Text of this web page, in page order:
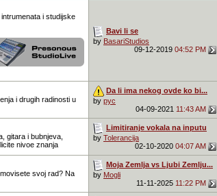
i studijske
Bavi li se
by BasariStudios
09-12-2019 04:52 PM
i drugih radinosti u
Da li ima nekog ovde ko bi...
by pyc
04-09-2021 11:43 AM
gitara i bubnjeva,
nivoe znanja
Limitiranje vokala na inputu
by Tolerancija
02-10-2020 04:07 AM
svoj rad? Na
Moja Zemlja vs Ljubi Zemlju...
by Mogli
11-11-2025 11:22 PM